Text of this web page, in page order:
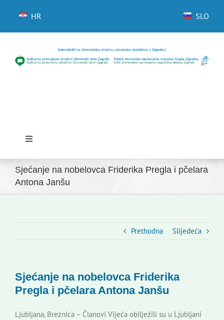
HR SLO
Toggle
Početna
Novosti
Kontakti
Sjećanje na nobelovca Friderika Pregla i pčelara
Antona Janšu
Prethodna Slijedeća
Sjećanje na nobelovca Friderika
Pregla i pčelara Antona Janšu
Ljubljana, Breznica – Članovi Vijeća obilježili su u Ljubljani